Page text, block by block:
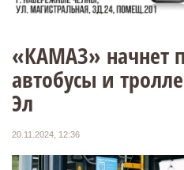
«КАМАЗ» начнет
автобусы и
Эл
20.11.2024, 12:36